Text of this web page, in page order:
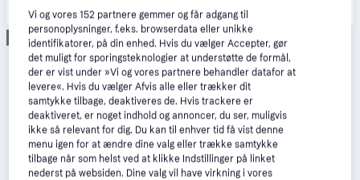
Garmin Ultrafit 22 Mm Nylon Urrem (Black).
Annonce
Vi og vores152 partnere gemmer og får adgang til
personoplysninger, f.eks. browserdata eller unikke
identifikatorer, på din enhed. Hvis du vælger Accepter, gør
det muligt for sporingsteknologier at understøtte de formål,
der er vist under »Vi og vores partnere behandler datafor at
levere«. Hvis du vælger Afvis alle eller trækker dit
samtykke tilbage, deaktiveres de. Hvis trackere er
deaktiveret, er noget indhold og annoncer, du ser, muligvis
ikke så relevant for dig. Du kan til enhver tid få vist denne
menu igen for at ændre dine valg eller trække samtykke
tilbage når som helst ved at klikke Indstillinger på linket
nederst på websiden. Dine valg vil have virkning i vores